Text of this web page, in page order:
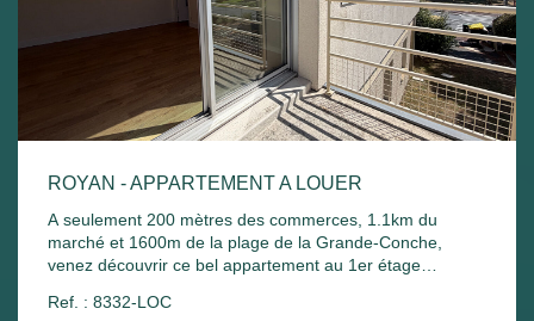
ROYAN - APPARTEMENT A LOUER
A seulement 200 mètres des commerces, 1.1km du
marché et 1600m de la plage de la Grande-Conche,
venez découvrir ce bel appartement au 1er étage
une cuisine, une chambre avec placard, une salle de
Ref. : 8332-LOC